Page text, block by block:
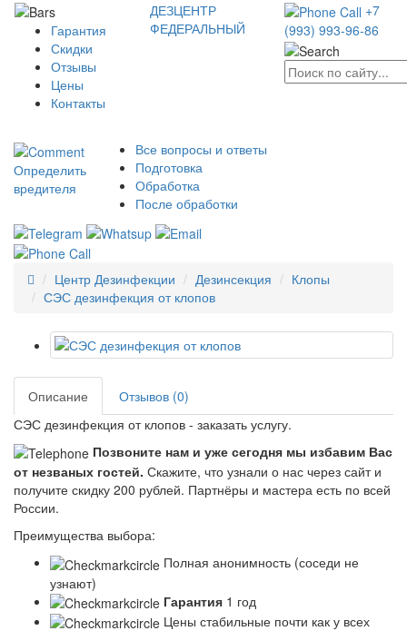
Гарантия
Скидки
Отзывы
Цены
Контакты
ДЕЗЦЕНТР
ФЕДЕРАЛЬНЫЙ
+7
(993) 993-96-86
Определить
вредителя
Все вопросы и ответы
Подготовка
Обработка
После обработки
Центр Дезинфекции Дезинсекция
Клопы
СЭС дезинфекция от клопов
Описание
Отзывов (0)
СЭС дезинфекция от клопов - заказать услугу.
Позвоните нам и уже сегодня мы избавим Вас
от незваных гостей. Скажите, что узнали о нас через сайт и
получите скидку 200 рублей. Партнёры и мастера есть по всей
России.
Преимущества выбора:
Полная анонимность (соседи не
узнают)
Гарантия 1 год
Цены стабильные почти как у всех